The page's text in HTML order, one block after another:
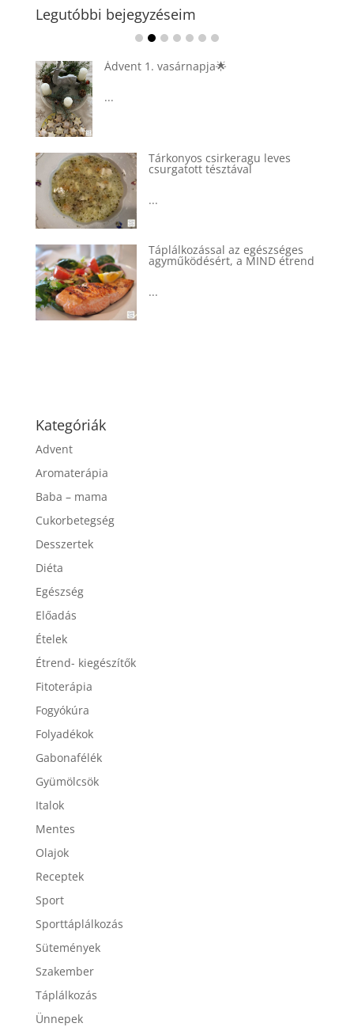
Legutóbbi bejegyzéseim
Ádvent 1. vasárnapja🌟
...
Tárkonyos csirkeragu leves
csurgatott tésztával
...
Táplálkozással az egészséges
agyműködésért, a MIND étrend
...
Kategóriák
Advent
Aromaterápia
Baba – mama
Cukorbetegség
Desszertek
Diéta
Egészség
Előadás
Ételek
Étrend- kiegészítők
Fitoterápia
Fogyókúra
Folyadékok
Gabonafélék
Gyümölcsök
Italok
Mentes
Olajok
Receptek
Sport
Sporttáplálkozás
Sütemények
Szakember
Táplálkozás
Ünnepek